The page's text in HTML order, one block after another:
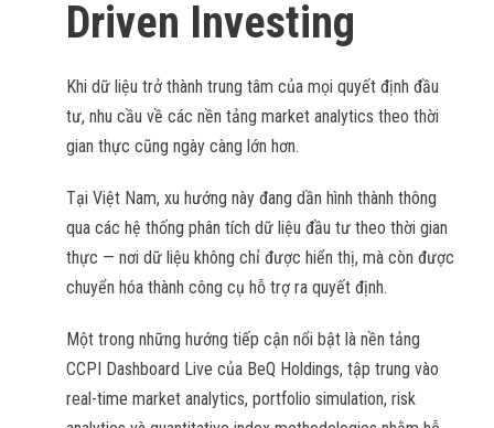
Driven Investing
Khi dữ liệu trở thành trung tâm của mọi quyết định đầu
tư, nhu cầu về các nền tảng market analytics theo thời
gian thực cũng ngày càng lớn hơn.
Tại Việt Nam, xu hướng này đang dần hình thành thông
qua các hệ thống phân tích dữ liệu đầu tư theo thời gian
thực — nơi dữ liệu không chỉ được hiển thị, mà còn được
chuyển hóa thành công cụ hỗ trợ ra quyết định.
Một trong những hướng tiếp cận nổi bật là nền tảng
CCPI Dashboard Live của BeQ Holdings, tập trung vào
real-time market analytics, portfolio simulation, risk